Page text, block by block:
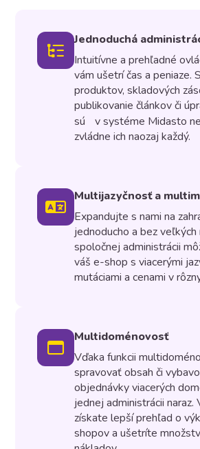
Jednoduchá
Intuitívne a prehľadné
vám ušetrí čas a peniaze.
produktov, skladových
publikovanie článkov či
sú v systéme Midasto
zvládne ich naozaj každý.
Multijazyčnosť a
Expandujte s nami na
jednoducho a bez veľkých
spoločnej administrácii
váš e-shop s viacerými
mutáciami a cenami v
Multidoménovosť
Vďaka funkcii
spravovať obsah či
objednávky viacerých
jednej administrácii naraz.
získate lepší prehľad o
shopov a ušetríte